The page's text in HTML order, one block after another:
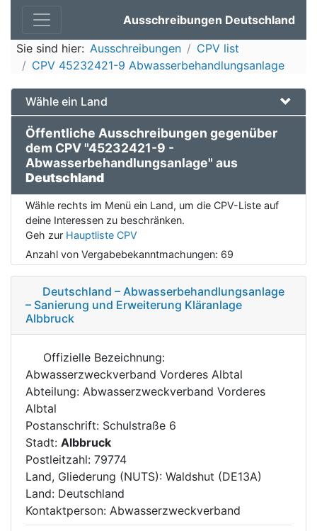
Ausschreibungen Deutschland
Sie sind hier: Ausschreibungen
CPV list
CPV 45232421-9 Abwasserbehandlungsanlage
Wähle ein Land
Öffentliche Ausschreibungen gegenüber
dem CPV "45232421-9 -
Abwasserbehandlungsanlage" aus
Deutschland
Wähle rechts im Menü ein Land, um die CPV-Liste auf
deine Interessen zu beschränken.
Geh zur Hauptliste CPV
Anzahl von Vergabebekanntmachungen: 69
Deutschland – Abwasserbehandlungsanlage
– Sanierung und Erweiterung Kläranlage
Albbruck
Offizielle Bezeichnung:
Abwasserzweckverband Vorderes Albtal
Abteilung: Abwasserzweckverband Vorderes
Albtal
Postanschrift: Schulstraße 6
Stadt: Albbruck
Postleitzahl: 79774
Land, Gliederung (NUTS): Waldshut (DE13A)
Land: Deutschland
Kontaktperson: Abwasserzweckverband